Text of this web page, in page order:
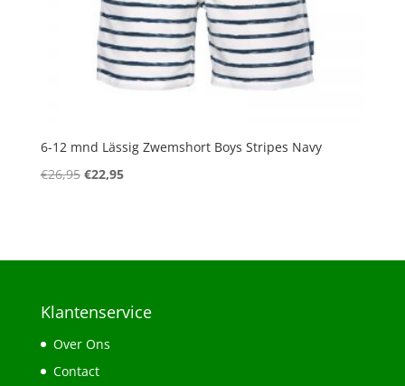
6-12 mnd Lässig Zwemshort Boys Stripes Navy
€26,95 Oorspronkelijke
€22,95Huidige
Klantenservice
Over Ons
Contact